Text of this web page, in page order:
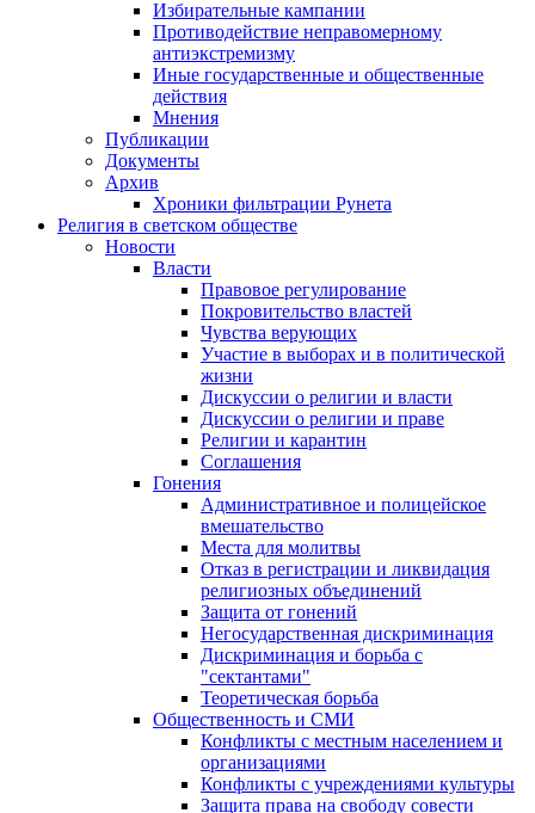
Избирательные кампании
Противодействие неправомерному
антиэкстремизму
Иные государственные и общественные
действия
Мнения
Публикации
Документы
Архив
Хроники фильтрации Рунета
Религия в светском обществе
Новости
Власти
Правовое регулирование
Покровительство властей
Чувства верующих
Участие в выборах и в политической
жизни
Дискуссии о религии и власти
Дискуссии о религии и праве
Религии и карантин
Соглашения
Гонения
Административное и полицейское
вмешательство
Места для молитвы
Отказ в регистрации и ликвидация
религиозных объединений
Защита от гонений
Негосударственная дискриминация
Дискриминация и борьба с
"сектантами"
Теоретическая борьба
Общественность и СМИ
Конфликты с местным населением и
организациями
Конфликты с учреждениями культуры
Защита права на свободу совести